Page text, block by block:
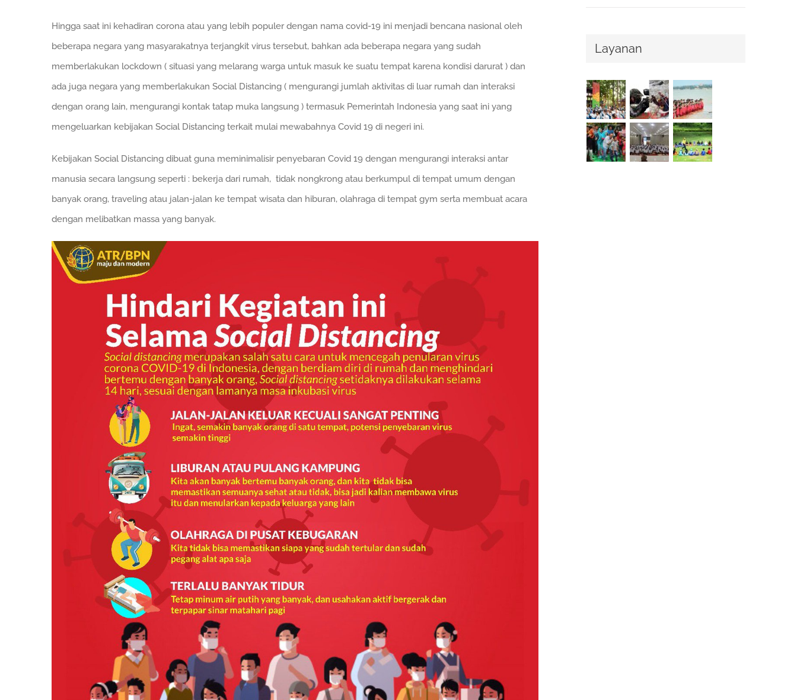
Hingga saat ini kehadiran corona atau yang lebih populer dengan nama covid-19 ini menjadi bencana nasional oleh
beberapa negara yang masyarakatnya terjangkit virus tersebut, bahkan ada beberapa negara yang sudah
memberlakukan lockdown ( situasi yang melarang warga untuk masuk ke suatu tempat karena kondisi darurat ) dan
ada juga negara yang memberlakukan Social Distancing ( mengurangi jumlah aktivitas di luar rumah dan interaksi
dengan orang lain, mengurangi kontak tatap muka langsung ) termasuk Pemerintah Indonesia yang saat ini yang
mengeluarkan kebijakan Social Distancing terkait mulai mewabahnya Covid 19 di negeri ini.
Kebijakan Social Distancing dibuat guna meminimalisir penyebaran Covid 19 dengan mengurangi interaksi antar
manusia secara langsung seperti : bekerja dari rumah, tidak nongkrong atau berkumpul di tempat umum dengan
banyak orang, traveling atau jalan-jalan ke tempat wisata dan hiburan, olahraga di tempat gym serta membuat acara
dengan melibatkan massa yang banyak.
Layanan